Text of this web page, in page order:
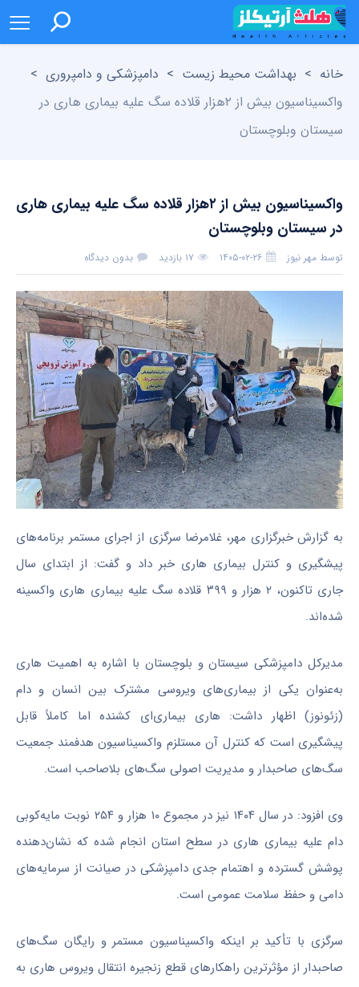
خانه > بهداشت محیط زیست > دامپزشکی و دامپروری >
واکسیناسیون بیش از ۲هزار قلاده سگ علیه بیماری هاری در
سیستان وبلوچستان
واکسیناسیون بیش از ۲هزار قلاده سگ علیه بیماری هاری
در سیستان وبلوچستان
توسط مهر نیوز ۱۴۰۵-۰۲-۲۶ ۱۷ بازدید بدون دیدگاه
به گزارش خبرگزاری مهر، غلامرضا سرگزی از اجرای مستمر برنامه‌های
پیشگیری و کنترل بیماری هاری خبر داد و گفت: از ابتدای سال
جاری تاکنون، ۲ هزار و ۳۹۹ قلاده سگ علیه بیماری هاری واکسینه
شده‌اند.
مدیرکل دامپزشکی سیستان و بلوچستان با اشاره به اهمیت هاری
به‌عنوان یکی از بیماری‌های ویروسی مشترک بین انسان و دام
(زئونوز) اظهار داشت: هاری بیماری‌ای کشنده اما کاملاً قابل
پیشگیری است که کنترل آن مستلزم واکسیناسیون هدفمند جمعیت
سگ‌های صاحبدار و مدیریت اصولی سگ‌های بلاصاحب است.
وی افزود: در سال ۱۴۰۴ نیز در مجموع ۱۰ هزار و ۲۵۴ نوبت مایه‌کوبی
دام علیه بیماری هاری در سطح استان انجام شده که نشان‌دهنده
پوشش گسترده و اهتمام جدی دامپزشکی در صیانت از سرمایه‌های
دامی و حفظ سلامت عمومی است.
سرگزی با تأکید بر اینکه واکسیناسیون مستمر و رایگان سگ‌های
صاحبدار از مؤثرترین راهکارهای قطع زنجیره انتقال ویروس هاری به